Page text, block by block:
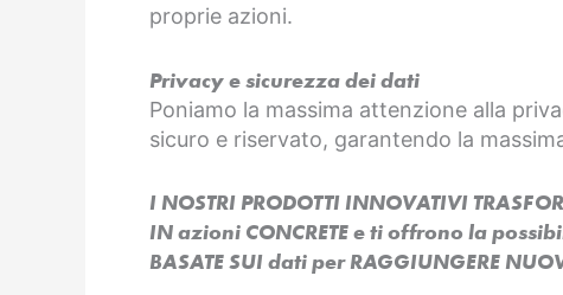
proprie azioni.
Privacy e sicurezza dei dati
Poniamo la massima attenzione alla
sicuro e riservato, garantendo la
I NOSTRI PRODOTTI INNOVATIVI
IN azioni CONCRETE e ti offrono la
BASATE SUI dati per RAGGIUNGERE